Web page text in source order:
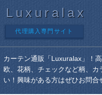
Luxuralax
代理購入専門サイト
カーテン通販「Luxuralax」！
欧、花柄、チェックなど柄、
い！興味がある方はぜひお問合